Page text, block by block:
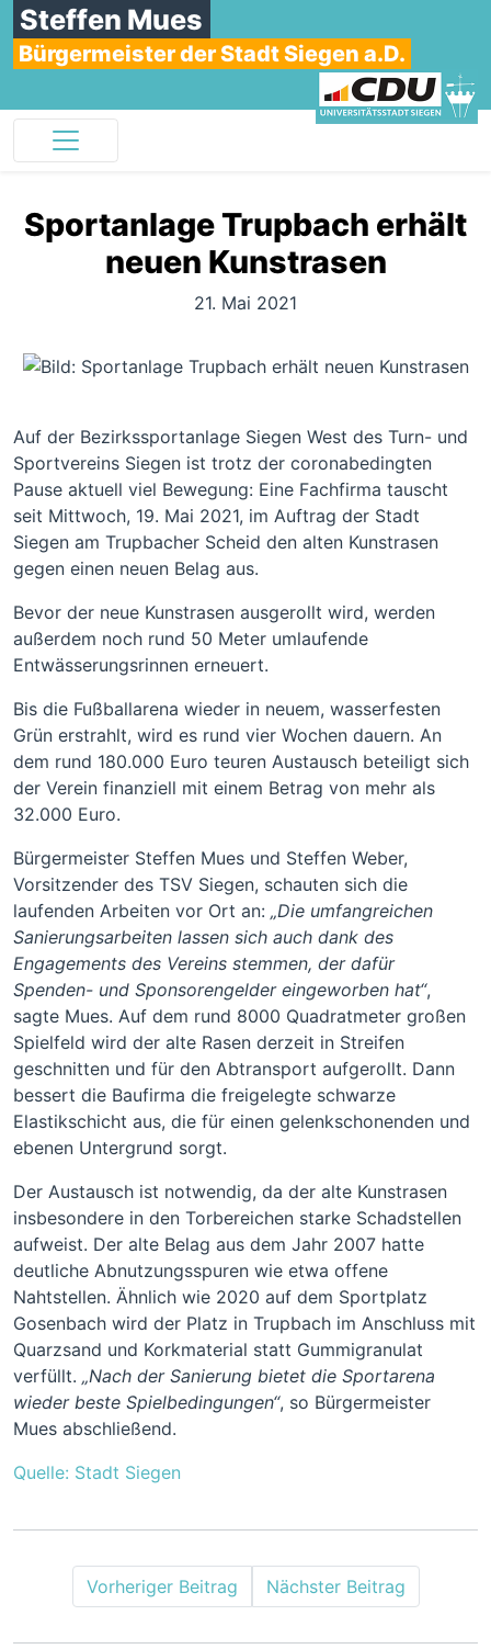
Steffen Mues
Bürgermeister der Stadt Siegen a.D.
Sportanlage Trupbach erhält
neuen Kunstrasen
21. Mai 2021
Auf der Bezirkssportanlage Siegen West des Turn- und
Sportvereins Siegen ist trotz der coronabedingten
Pause aktuell viel Bewegung: Eine Fachfirma tauscht
seit Mittwoch, 19. Mai 2021, im Auftrag der Stadt
Siegen am Trupbacher Scheid den alten Kunstrasen
gegen einen neuen Belag aus.
Bevor der neue Kunstrasen ausgerollt wird, werden
außerdem noch rund 50 Meter umlaufende
Entwässerungsrinnen erneuert.
Bis die Fußballarena wieder in neuem, wasserfesten
Grün erstrahlt, wird es rund vier Wochen dauern. An
dem rund 180.000 Euro teuren Austausch beteiligt sich
der Verein finanziell mit einem Betrag von mehr als
32.000 Euro.
Bürgermeister Steffen Mues und Steffen Weber,
Vorsitzender des TSV Siegen, schauten sich die
laufenden Arbeiten vor Ort an: „Die umfangreichen
Sanierungsarbeiten lassen sich auch dank des
Engagements des Vereins stemmen, der dafür
Spenden- und Sponsorengelder eingeworben hat“,
sagte Mues. Auf dem rund 8000 Quadratmeter großen
Spielfeld wird der alte Rasen derzeit in Streifen
geschnitten und für den Abtransport aufgerollt. Dann
bessert die Baufirma die freigelegte schwarze
Elastikschicht aus, die für einen gelenkschonenden und
ebenen Untergrund sorgt.
Der Austausch ist notwendig, da der alte Kunstrasen
insbesondere in den Torbereichen starke Schadstellen
aufweist. Der alte Belag aus dem Jahr 2007 hatte
deutliche Abnutzungsspuren wie etwa offene
Nahtstellen. Ähnlich wie 2020 auf dem Sportplatz
Gosenbach wird der Platz in Trupbach im Anschluss mit
Quarzsand und Korkmaterial statt Gummigranulat
verfüllt. „Nach der Sanierung bietet die Sportarena
wieder beste Spielbedingungen“, so Bürgermeister
Mues abschließend.
Quelle: Stadt Siegen
Vorheriger Beitrag Nächster Beitrag